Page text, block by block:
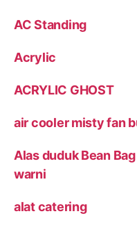
AC Standing
Acrylic
ACRYLIC GHOST
air cooler misty fan
Alas duduk Bean
warni
alat catering